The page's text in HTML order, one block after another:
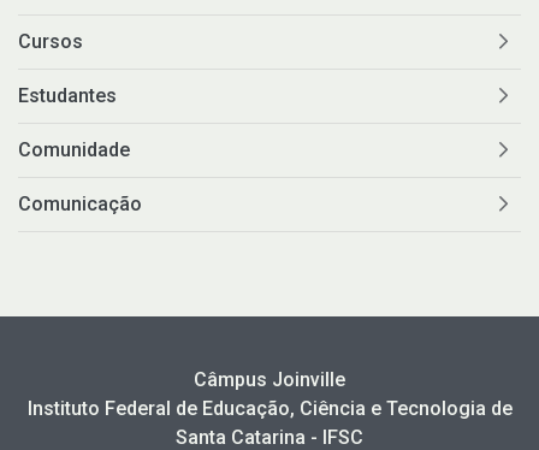
Cursos
Estudantes
Comunidade
Comunicação
Câmpus Joinville
Instituto Federal de Educação, Ciência e Tecnologia de
Santa Catarina - IFSC